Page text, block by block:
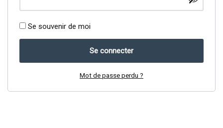
Se souvenir de moi
Se connecter
Mot de passe perdu ?